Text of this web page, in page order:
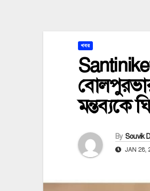
খবর
মন্তব্যকে
By Souvik
JAN 28,